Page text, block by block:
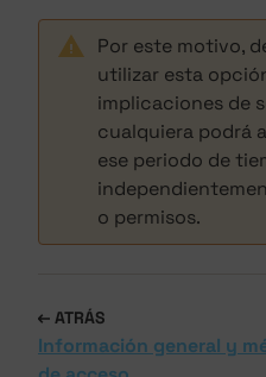
Por este motivo,
utilizar esta
implicaciones de
cualquiera podrá
ese periodo de
o permisos.
ATRÁS
Información general y